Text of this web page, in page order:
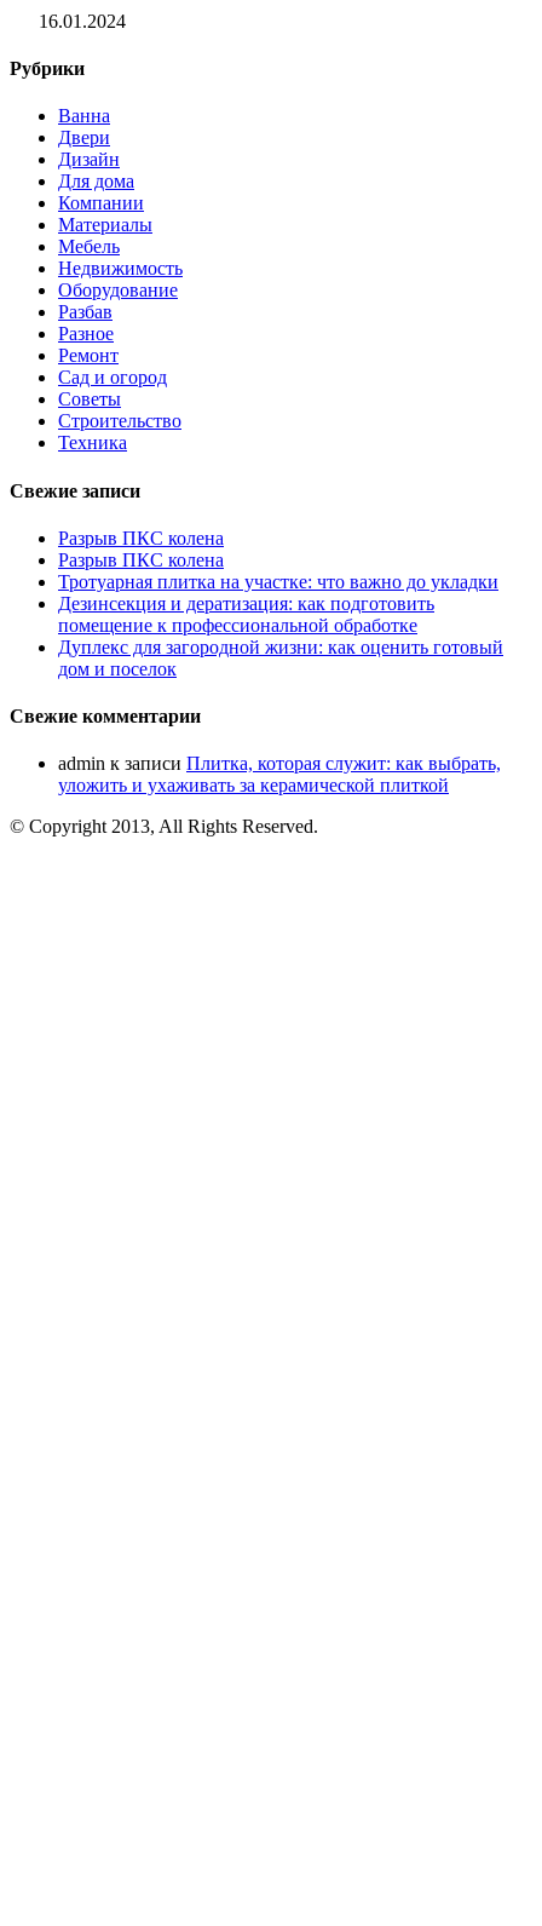
16.01.2024
Рубрики
Ванна
Двери
Дизайн
Для дома
Компании
Материалы
Мебель
Недвижимость
Оборудование
Разбав
Разное
Ремонт
Сад и огород
Советы
Строительство
Техника
Свежие записи
Разрыв ПКС колена
Разрыв ПКС колена
Тротуарная плитка на участке: что важно до укладки
Дезинсекция и дератизация: как подготовить
помещение к профессиональной обработке
Дуплекс для загородной жизни: как оценить готовый
дом и поселок
Свежие комментарии
admin к записи Плитка, которая служит: как выбрать,
уложить и ухаживать за керамической плиткой
© Copyright 2013, All Rights Reserved.